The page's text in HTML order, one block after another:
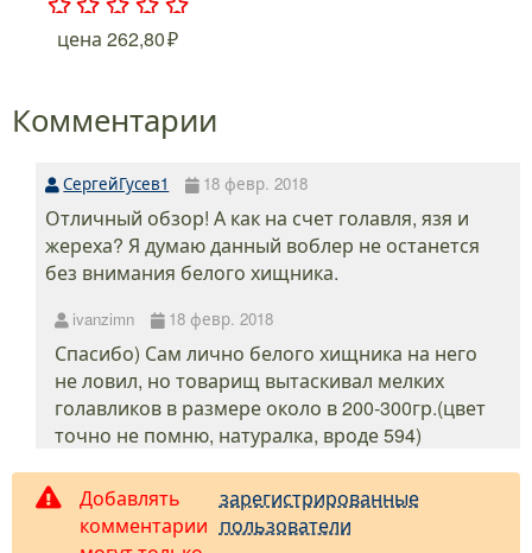
. . . . .
цена 262,80
Комментарии
СергейГусев1 18 февр. 2018
Отличный обзор! А как на счет голавля, язя и
жереха? Я думаю данный воблер не останется
без внимания белого хищника.
ivanzimn 18 февр. 2018
Спасибо) Сам лично белого хищника на него
не ловил, но товарищ вытаскивал мелких
голавликов в размере около в 200-300гр.(цвет
точно не помню, натуралка, вроде 594)
Добавлять
комментарии
зарегистрированные
пользователи